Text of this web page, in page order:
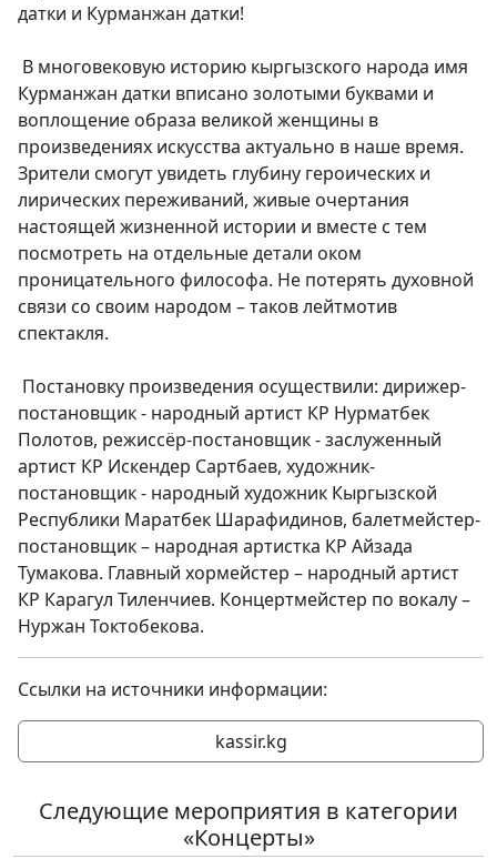
датки и Курманжан датки!
В многовековую историю кыргызского народа имя
Курманжан датки вписано золотыми буквами и
воплощение образа великой женщины в
произведениях искусства актуально в наше время.
Зрители смогут увидеть глубину героических и
лирических переживаний, живые очертания
настоящей жизненной истории и вместе с тем
посмотреть на отдельные детали оком
проницательного философа. Не потерять духовной
связи со своим народом – таков лейтмотив
спектакля.
Постановку произведения осуществили: дирижер-
постановщик - народный артист КР Нурматбек
Полотов, режиссёр-постановщик - заслуженный
артист КР Искендер Сартбаев, художник-
постановщик - народный художник Кыргызской
Республики Маратбек Шарафидинов, балетмейстер-
постановщик – народная артистка КР Айзада
Тумакова. Главный хормейстер – народный артист
КР Карагул Тиленчиев. Концертмейстер по вокалу –
Нуржан Токтобекова.
Ссылки на источники информации:
kassir.kg
Следующие мероприятия в категории
«Концерты»